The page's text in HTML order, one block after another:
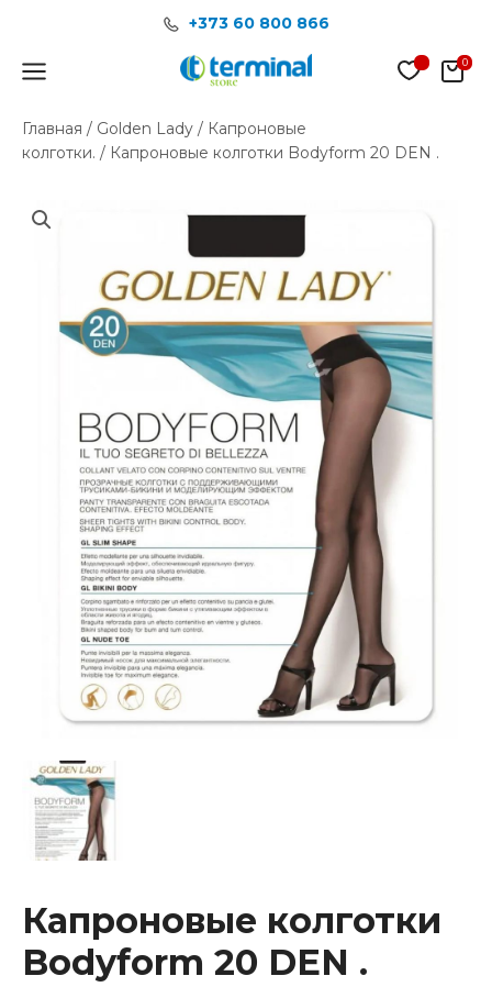
содержимому
+373 60 800 866
Main
Главная / Golden Lady / Капроновые
колготки. / Капроновые колготки Bodyform 20 DEN .
Капроновые колготки
Bodyform 20 DEN .
Капроновые